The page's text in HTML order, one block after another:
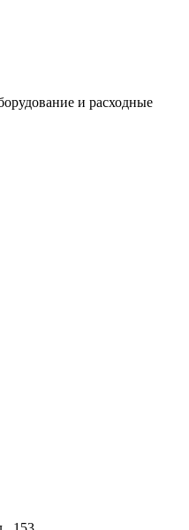
и расходные